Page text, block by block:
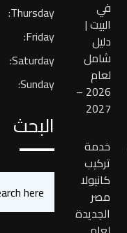
في
البيت |
دليل
شامل
لعام
2026 –
2027
خدمة
تركيب
كانيولا
مصر
الجديدة
Thursday:
Friday:
Saturday:
Sunday:
البحث